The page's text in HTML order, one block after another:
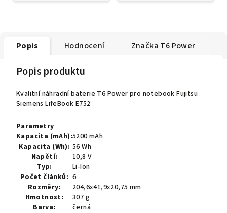
Popis Hodnocení Značka T6 Power
Popis produktu
Kvalitní náhradní baterie T6 Power pro notebook Fujitsu
Siemens LifeBook E752
Parametry
Kapacita (mAh):5200 mAh
Kapacita (Wh): 56 Wh
Napětí:
10,8 V
Typ:
Li-Ion
Počet článků: 6
Rozměry:
204,6x41,9x20,75 mm
Hmotnost:
307 g
Barva:
černá